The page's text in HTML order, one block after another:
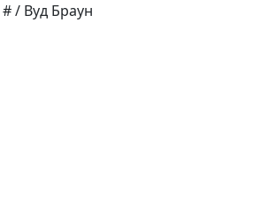
/ Вуд Браун